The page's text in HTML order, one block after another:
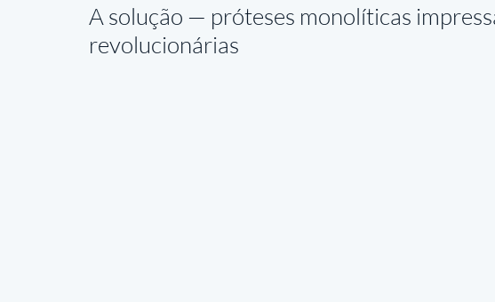
A solução — próteses monolíticas
revolucionárias